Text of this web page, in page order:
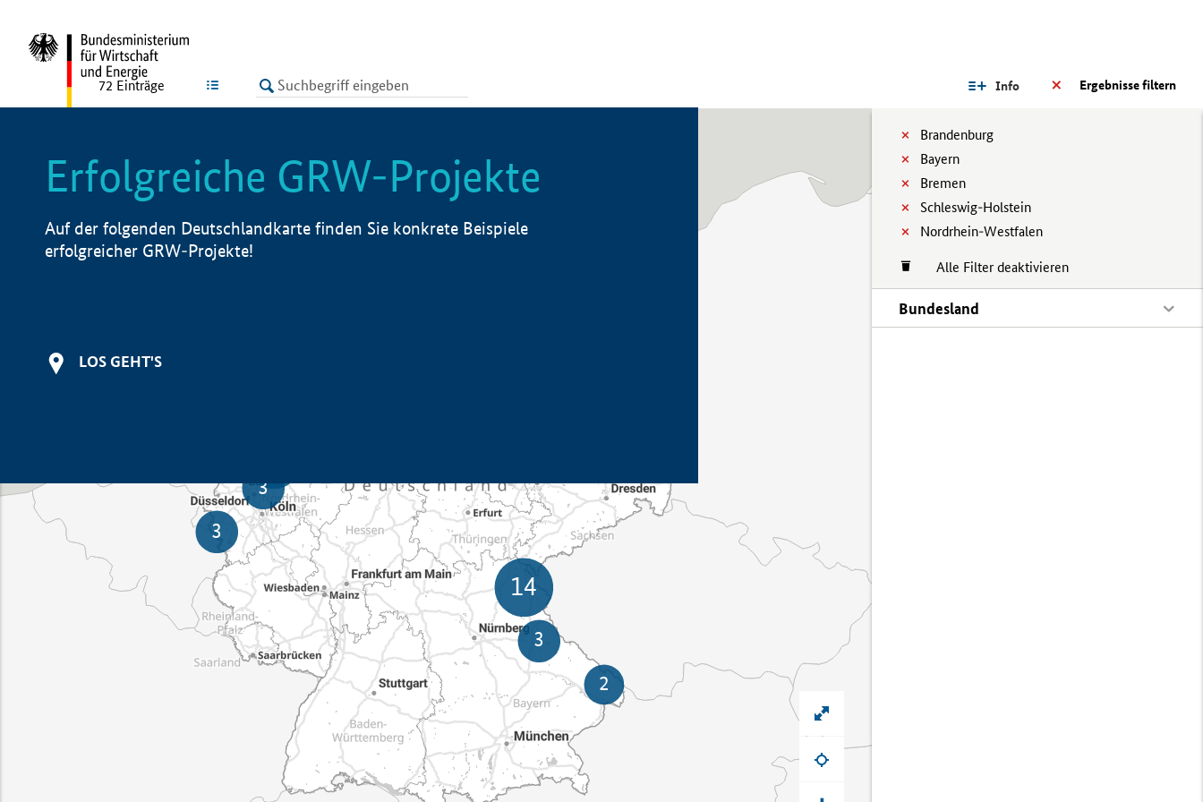
LISTE Ergebnisse filtern
Info
Brandenburg
Bayern
Bremen
Schleswig-Holstein
Nordrhein-Westfalen
Alle Filter deaktivieren
Bundesland
72 Einträge
Erfolgreiche GRW-Projekte
Auf der folgenden Deutschlandkarte finden Sie konkrete Beispiele
erfolgreicher GRW-Projekte!
LOS GEHT'S